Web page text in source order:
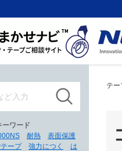
テ
ーワード
耐熱
表面保護
ープ 強力につく
は